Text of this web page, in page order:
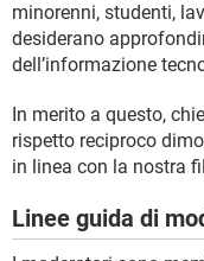
minorenni, studenti,
desiderano
dell’informazione
In merito a questo,
rispetto reciproco
in linea con la nostra
Linee guida di